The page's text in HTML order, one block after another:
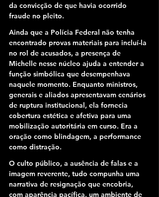
da convicção de que havia ocorrido
fraude no pleito.
Ainda que a Polícia Federal não tenha
encontrado provas materiais para incluí-la
no rol de acusados, a presença de
Michelle nesse núcleo ajuda a entender a
função simbólica que desempenhava
naquele momento. Enquanto ministros,
generais e aliados apresentavam cenários
de ruptura institucional, ela fornecia
cobertura estética e afetiva para uma
mobilização autoritária em curso. Era a
oração como blindagem, a performance
como distração.
O culto público, a ausência de falas e a
imagem reverente, tudo compunha uma
narrativa de resignação que encobria,
com aparência pacífica, um ambiente de